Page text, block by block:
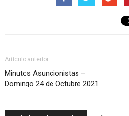
Artículo anterior
Minutos Asuncionistas –
Domingo 24 de Octubre 2021